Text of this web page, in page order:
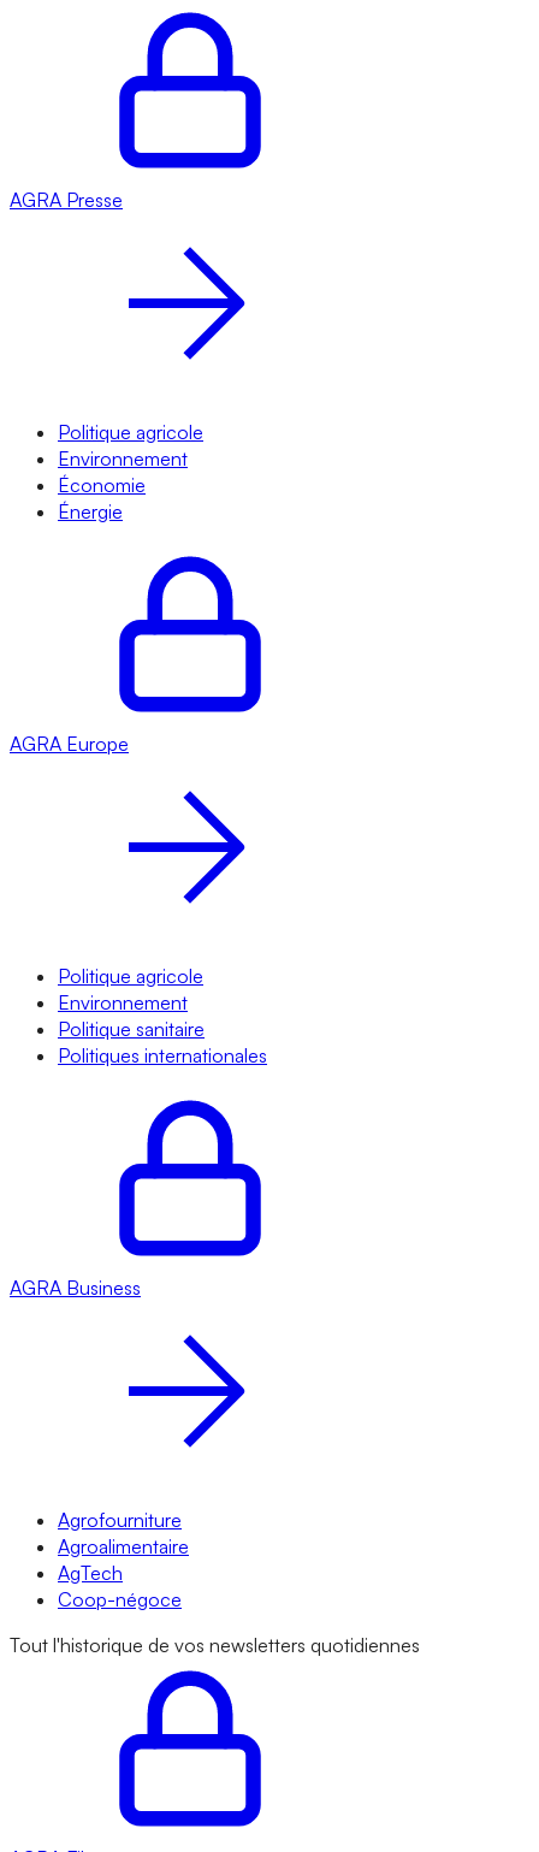
AGRA Presse
Politique agricole
Environnement
Économie
Énergie
AGRA Europe
Politique agricole
Environnement
Politique sanitaire
Politiques internationales
AGRA Business
Agrofourniture
Agroalimentaire
AgTech
Coop-négoce
Tout l'historique de vos newsletters quotidiennes